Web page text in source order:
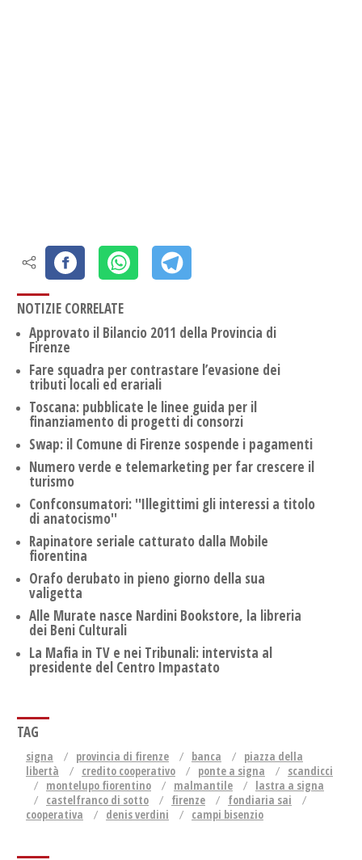
NOTIZIE CORRELATE
Approvato il Bilancio 2011 della Provincia di
Firenze
Fare squadra per contrastare l’evasione dei
tributi locali ed erariali
Toscana: pubblicate le linee guida per il
finanziamento di progetti di consorzi
Swap: il Comune di Firenze sospende i pagamenti
Numero verde e telemarketing per far crescere il
turismo
Confconsumatori: ''Illegittimi gli interessi a titolo
di anatocismo''
Rapinatore seriale catturato dalla Mobile
fiorentina
Orafo derubato in pieno giorno della sua
valigetta
Alle Murate nasce Nardini Bookstore, la libreria
dei Beni Culturali
La Mafia in TV e nei Tribunali: intervista al
presidente del Centro Impastato
TAG
signa provincia di firenze banca
piazza della
libertà
credito cooperativo ponte a signa
scandicci
montelupo fiorentino
malmantile
lastra a signa
castelfranco di sotto
firenze
fondiaria sai
cooperativa
denis verdini campi bisenzio